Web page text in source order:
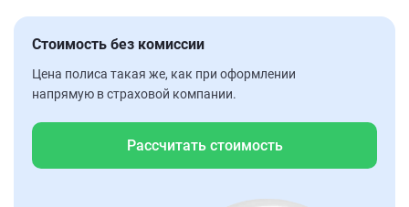
Стоимость без комиссии
Цена полиса такая же, как при оформлении
напрямую в страховой компании.
Рассчитать стоимость